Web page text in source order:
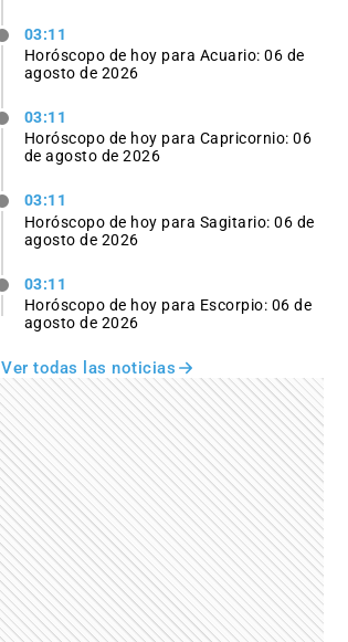
03:11
Horóscopo de hoy para Acuario: 06 de
agosto de 2026
03:11
Horóscopo de hoy para Capricornio: 06
de agosto de 2026
03:11
Horóscopo de hoy para Sagitario: 06 de
agosto de 2026
03:11
Horóscopo de hoy para Escorpio: 06 de
agosto de 2026
Ver todas las noticias